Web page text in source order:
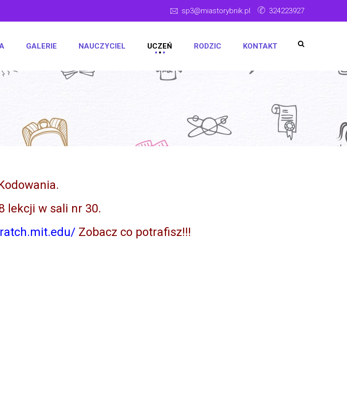
sp3@miastorybnik.pl 324223927
GALERIE NAUCZYCIEL UCZEŃ RODZIC KONTAKT
lekcji w sali nr 30.
Zobacz co potrafisz!!!